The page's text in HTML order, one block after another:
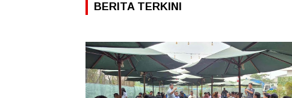
BERITA TERKINI